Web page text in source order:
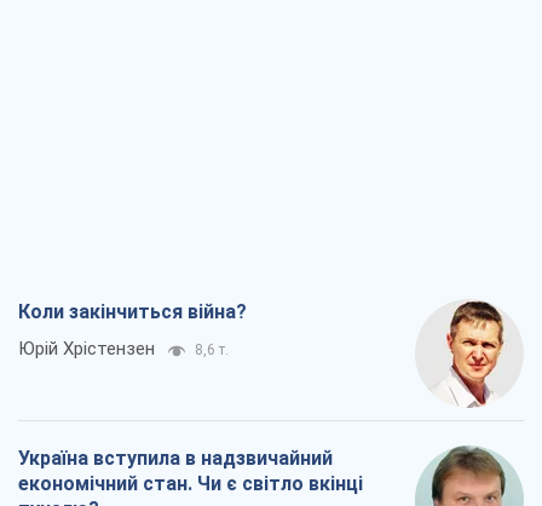
Коли закінчиться війна?
Юрій Хрістензен 8,6 т.
Україна вступила в надзвичайний
економічний стан. Чи є світло вкінці